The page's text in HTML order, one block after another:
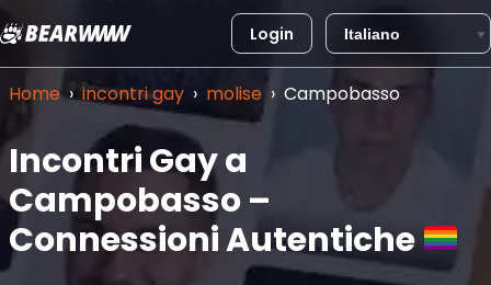
Vai
al
Login
Home › incontri gay › molise › Campobasso
Incontri Gay a
Campobasso –
Connessioni Autentiche